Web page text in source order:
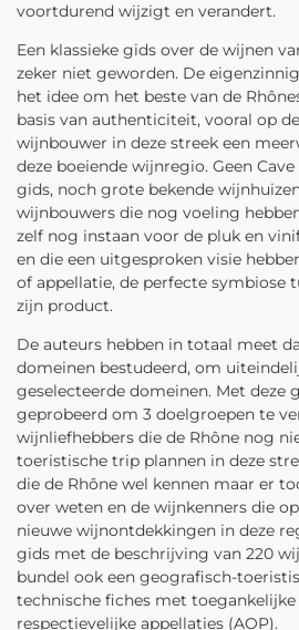
voortdurend wijzigt en verandert.
Een klassieke gids over de wijnen
zeker niet geworden. De
het idee om het beste van de
basis van authenticiteit, vooral op
wijnbouwer in deze streek een
deze boeiende wijnregio. Geen
gids, noch grote bekende
wijnbouwers die nog voeling
zelf nog instaan voor de pluk en
en die een uitgesproken visie
of appellatie, de perfecte symbiose
zijn product.
De auteurs hebben in totaal meet
domeinen bestudeerd, om
geselecteerde domeinen. Met deze
geprobeerd om 3 doelgroepen te
wijnliefhebbers die de Rhône nog
toeristische trip plannen in deze
die de Rhône wel kennen maar er
over weten en de wijnkenners die
nieuwe wijnontdekkingen in deze
gids met de beschrijving van 220
bundel ook een geografisch-
technische fiches met
respectievelijke appellaties (AOP).